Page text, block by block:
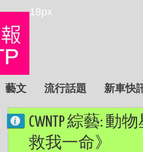
18px
藝文 流行話題 新車快
CWNTP 綜藝:
救我一命》